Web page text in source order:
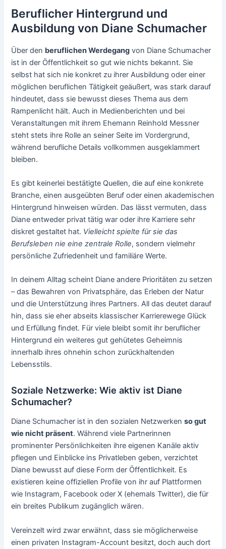
Beruflicher Hintergrund und
Ausbildung von Diane Schumacher
Über den beruflichen Werdegang von Diane Schumacher
ist in der Öffentlichkeit so gut wie nichts bekannt. Sie
selbst hat sich nie konkret zu ihrer Ausbildung oder einer
möglichen beruflichen Tätigkeit geäußert, was stark darauf
hindeutet, dass sie bewusst dieses Thema aus dem
Rampenlicht hält. Auch in Medienberichten und bei
Veranstaltungen mit ihrem Ehemann Reinhold Messner
steht stets ihre Rolle an seiner Seite im Vordergrund,
während berufliche Details vollkommen ausgeklammert
bleiben.
Es gibt keinerlei bestätigte Quellen, die auf eine konkrete
Branche, einen ausgeübten Beruf oder einen akademischen
Hintergrund hinweisen würden. Das lässt vermuten, dass
Diane entweder privat tätig war oder ihre Karriere sehr
diskret gestaltet hat. Vielleicht spielte für sie das
Berufsleben nie eine zentrale Rolle, sondern vielmehr
persönliche Zufriedenheit und familiäre Werte.
In deinem Alltag scheint Diane andere Prioritäten zu setzen
– das Bewahren von Privatsphäre, das Erleben der Natur
und die Unterstützung ihres Partners. All das deutet darauf
hin, dass sie eher abseits klassischer Karrierewege Glück
und Erfüllung findet. Für viele bleibt somit ihr beruflicher
Hintergrund ein weiteres gut gehütetes Geheimnis
innerhalb ihres ohnehin schon zurückhaltenden
Lebensstils.
Soziale Netzwerke: Wie aktiv ist Diane
Schumacher?
Diane Schumacher ist in den sozialen Netzwerkenso gut
wie nicht präsent. Während viele Partnerinnen
prominenter Persönlichkeiten ihre eigenen Kanäle aktiv
pflegen und Einblicke ins Privatleben geben, verzichtet
Diane bewusst auf diese Form der Öffentlichkeit. Es
existieren keine offiziellen Profile von ihr auf Plattformen
wie Instagram, Facebook oder X (ehemals Twitter), die für
ein breites Publikum zugänglich wären.
Vereinzelt wird zwar erwähnt, dass sie möglicherweise
einen privaten Instagram-Account besitzt, doch auch dort